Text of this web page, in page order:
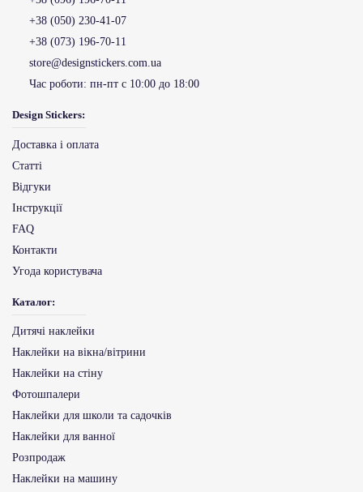
+38 (050) 230-41-07
+38 (073) 196-70-11
store@designstickers.com.ua
Час роботи: пн-пт с 10:00 до 18:00
Design Stickers:
Доставка і оплата
Статті
Відгуки
Інструкції
FAQ
Контакти
Угода користувача
Каталог:
Дитячі наклейки
Наклейки на вікна/вітрини
Наклейки на стіну
Фотошпалери
Наклейки для школи та садочків
Наклейки для ванної
Розпродаж
Наклейки на машину